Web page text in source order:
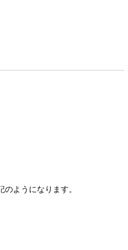
ようになります。